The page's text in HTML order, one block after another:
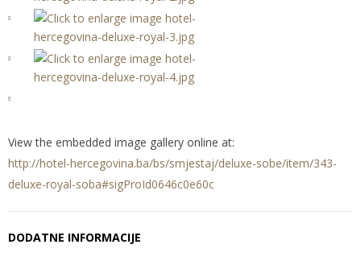
View the embedded image gallery online at:
http://hotel-hercegovina.ba/bs/smjestaj/deluxe-sobe/item/343-
deluxe-royal-soba#sigProId0646c0e60c
DODATNE INFORMACIJE